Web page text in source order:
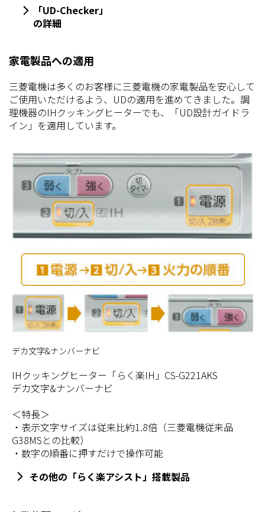
「UD-Checker」
の詳細
家電製品への適用
三菱電機は多くのお客様に三菱電機の家電製品を安心して
ご使用いただけるよう、UDの適用を進めてきました。調
理機器のIHクッキングヒーターでも、「UD設計ガイドラ
イン」を適用しています。
デカ文字&ナンバーナビ
IHクッキングヒーター「らく楽IH」CS-G221AKS
デカ文字&ナンバーナビ
＜特長＞
・表示文字サイズは従来比約1.8倍（三菱電機従来品
G38MSとの比較）
・数字の順番に押すだけで操作可能
その他の「らく楽アシスト」搭載製品